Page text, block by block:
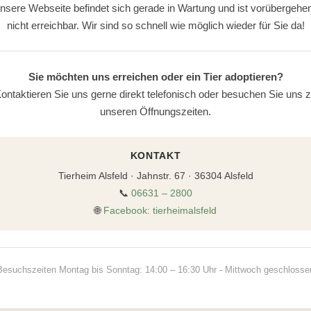
Webseite befindet sich gerade in Wartung und ist
nicht erreichbar. Wir sind so schnell wie möglich wieder für Sie da!
Sie möchten uns erreichen oder ein Tier adoptieren?
Sie uns gerne direkt telefonisch oder besuchen Sie uns
unseren Öffnungszeiten.
KONTAKT
Tierheim Alsfeld · Jahnstr. 67 · 36304 Alsfeld
📞 06631 – 2800
🌐 Facebook: tierheimalsfeld
Montag bis Sonntag: 14:00 – 16:30 Uhr - Mittwoch